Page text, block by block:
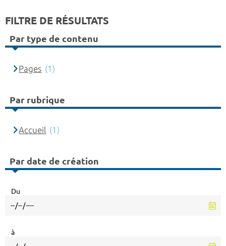
FILTRE DE RÉSULTATS
Par type de contenu
Pages (1)
Par rubrique
Accueil (1)
Par date de création
Du
à